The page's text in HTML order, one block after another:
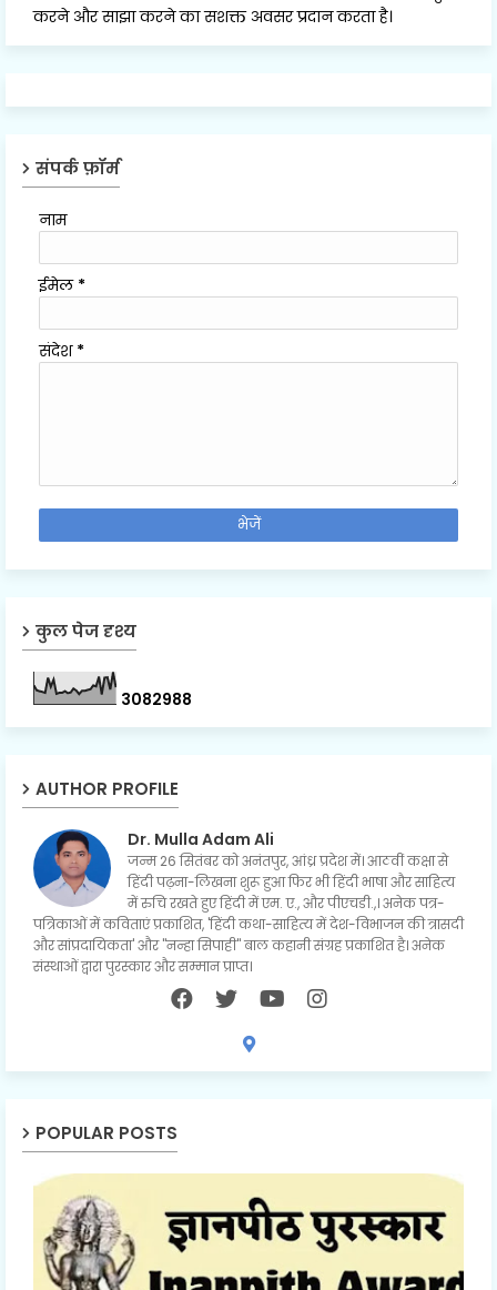
करने और साझा करने का सशक्त अवसर प्रदान करता है।
संपर्क फ़ॉर्म
नाम
ईमेल *
संदेश *
कुल पेज दृश्य
3082988
AUTHOR PROFILE
Dr. Mulla Adam Ali
जन्म 26 सितंबर को अनंतपुर, आंध्र प्रदेश में। आठवीं कक्षा से
हिंदी पढ़ना-लिखना शुरू हुआ फिर भी हिंदी भाषा और साहित्य
में रुचि रखते हुए हिंदी में एम. ए., और पीएचडी.,। अनेक पत्र-
पत्रिकाओं में कविताएं प्रकाशित, 'हिंदी कथा-साहित्य में देश-विभाजन की त्रासदी
और सांप्रदायिकता' और "नन्हा सिपाही" बाल कहानी संग्रह प्रकाशित है। अनेक
संस्थाओं द्वारा पुरस्कार और सम्मान प्राप्त।
POPULAR POSTS